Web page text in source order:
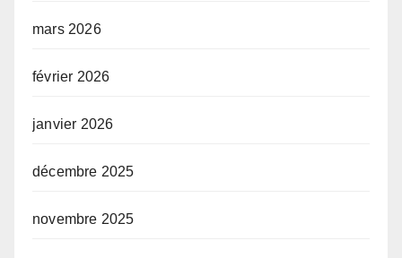
mars 2026
février 2026
janvier 2026
décembre 2025
novembre 2025